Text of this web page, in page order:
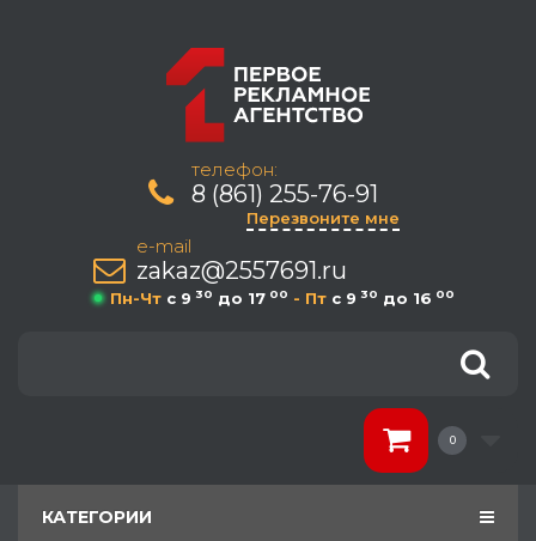
телефон:
8 (861) 255-76-91
Перезвоните мне
e-mail
zakaz@2557691.ru
Пн-Чт c 9 30 до 17 00 - Пт c 9 30 до 16 00
0
КАТЕГОРИИ